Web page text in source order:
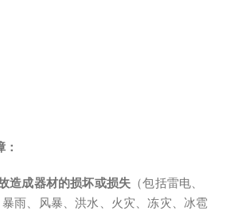
造成器材的损坏或损失 （包括雷电、
雨、风暴、洪水、火灾、冻灾、冰雹